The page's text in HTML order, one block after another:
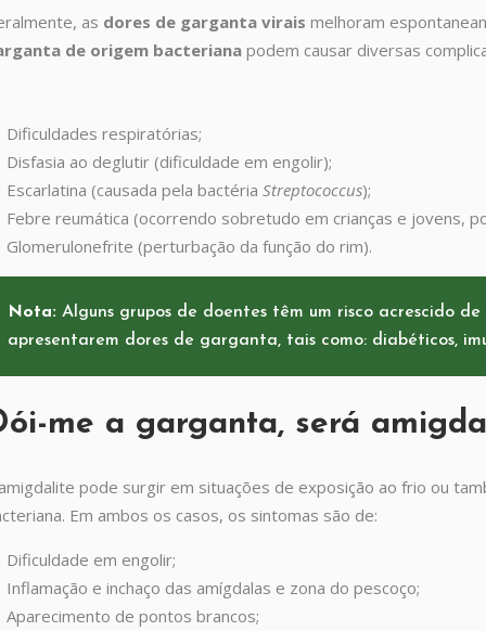
as dores de garganta virais melhoram
de origem bacterianapodem causar diversas
Dificuldades respiratórias;
Disfasia ao deglutir (dificuldade em engolir);
Escarlatina (causada pela bactéria Streptococcus);
Febre reumática (ocorrendo sobretudo em crianças e jovens,
Glomerulonefrite (perturbação da função do rim).
Nota: Alguns grupos de doentes têm um risco acrescido
apresentarem dores de garganta, tais como: diabéticos,
me a garganta, será
pode surgir em situações de exposição ao frio ou
Em ambos os casos, os sintomas são de:
Dificuldade em engolir;
Inflamação e inchaço das amígdalas e zona do pescoço;
Aparecimento de pontos brancos;